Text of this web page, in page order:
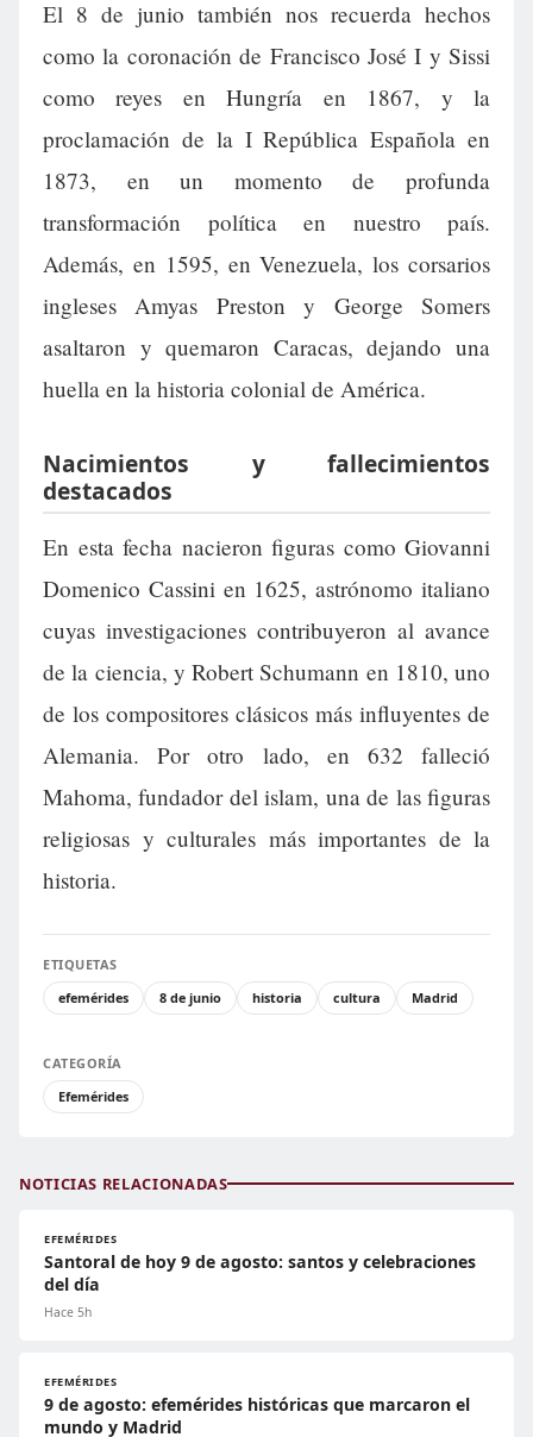
El 8 de junio también nos recuerda hechos
como la coronación de Francisco José I y Sissi
como reyes en Hungría en 1867, y la
proclamación de la I República Española en
1873, en un momento de profunda
transformación política en nuestro país.
Además, en 1595, en Venezuela, los corsarios
ingleses Amyas Preston y George Somers
asaltaron y quemaron Caracas, dejando una
huella en la historia colonial de América.
Nacimientos y fallecimientos
destacados
En esta fecha nacieron figuras como Giovanni
Domenico Cassini en 1625, astrónomo italiano
cuyas investigaciones contribuyeron al avance
de la ciencia, y Robert Schumann en 1810, uno
de los compositores clásicos más influyentes de
Alemania. Por otro lado, en 632 falleció
Mahoma, fundador del islam, una de las figuras
religiosas y culturales más importantes de la
historia.
ETIQUETAS
efemérides
8 de junio historia cultura Madrid
CATEGORÍA
Efemérides
NOTICIAS RELACIONADAS
EFEMÉRIDES
Santoral de hoy 9 de agosto: santos y celebraciones
del día
Hace 5h
EFEMÉRIDES
9 de agosto: efemérides históricas que marcaron el
mundo y Madrid